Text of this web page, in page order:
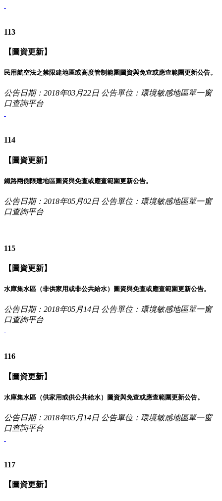
113
【圖資更新】
民用航空法之禁限建地區或高度管制範圍圖資與免查或應查範圍更新公告。
公告日期：2018年03月22日 公告單位：環境敏感地區單一窗
口查詢平台
114
【圖資更新】
鐵路兩側限建地區圖資與免查或應查範圍更新公告。
公告日期：2018年05月02日 公告單位：環境敏感地區單一窗
口查詢平台
115
【圖資更新】
水庫集水區（非供家用或非公共給水）圖資與免查或應查範圍更新公告。
公告日期：2018年05月14日 公告單位：環境敏感地區單一窗
口查詢平台
116
【圖資更新】
水庫集水區（供家用或供公共給水）圖資與免查或應查範圍更新公告。
公告日期：2018年05月14日 公告單位：環境敏感地區單一窗
口查詢平台
117
【圖資更新】